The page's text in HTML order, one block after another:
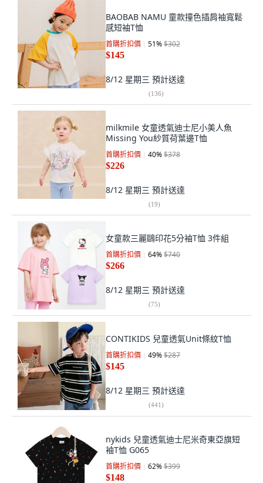
BAOBAB NAMU 童款撞色插肩袖寬鬆
感短袖T恤
首購折扣價 51%$302
$145
8/12 星期三 預計送達
(136)
milkmile 女童透氣迪士尼小美人魚
Missing You紗質荷葉邊T恤
首購折扣價 40%$378
$226
8/12 星期三 預計送達
(19)
女童款三麗鷗印花5分袖T恤 3件組
首購折扣價 64%$740
$266
8/12 星期三 預計送達
(75)
CONTIKIDS 兒童透氣Unit條紋T恤
首購折扣價 49%$287
$145
8/12 星期三 預計送達
(441)
nykids 兒童透氣迪士尼米奇東亞旗短
袖T恤 G065
首購折扣價 62%$399
$148